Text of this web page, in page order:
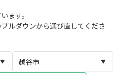
ます。
ルダウンから選び直してくださ